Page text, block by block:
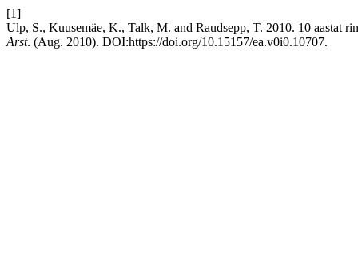
[1]
Ulp, S., Kuusemäe, K., Talk, M. and Raudsepp, T. 2010. 10 aastat
Arst. (Aug. 2010). DOI:https://doi.org/10.15157/ea.v0i0.10707.